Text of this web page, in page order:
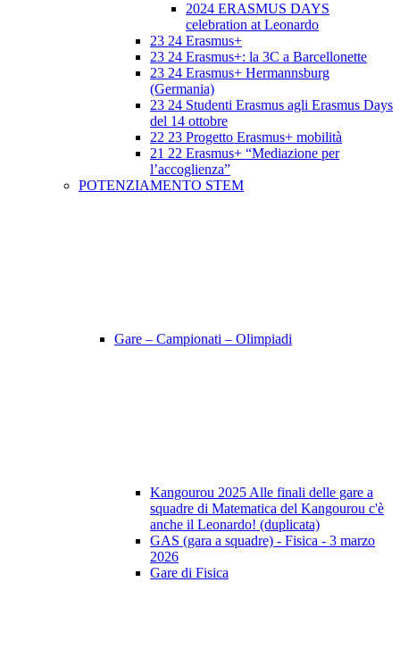
2024 ERASMUS DAYS
celebration at Leonardo
23 24 Erasmus+
23 24 Erasmus+: la 3C a Barcellonette
23 24 Erasmus+ Hermannsburg
(Germania)
23 24 Studenti Erasmus agli Erasmus Days
del 14 ottobre
22 23 Progetto Erasmus+ mobilità
21 22 Erasmus+ “Mediazione per
l’accoglienza”
POTENZIAMENTO STEM
Gare – Campionati – Olimpiadi
Kangourou 2025 Alle finali delle gare a
squadre di Matematica del Kangourou c'è
anche il Leonardo! (duplicata)
GAS (gara a squadre) - Fisica - 3 marzo
2026
Gare di Fisica